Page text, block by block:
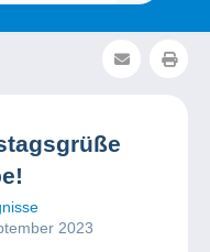
2023